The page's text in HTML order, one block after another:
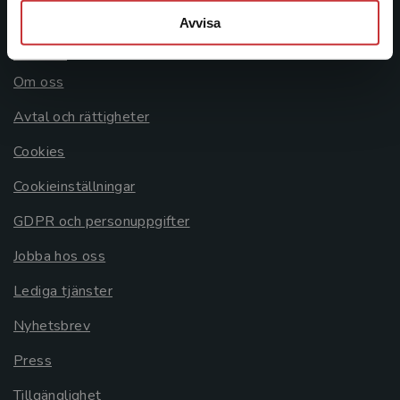
Avvisa
Allmänna länkar
Om oss
Avtal och rättigheter
Cookies
Cookieinställningar
GDPR och personuppgifter
Jobba hos oss
Lediga tjänster
Nyhetsbrev
Press
Tillgänglighet